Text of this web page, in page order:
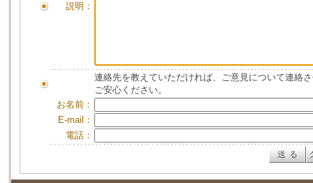
説明：
連絡先を教えていただければ、ご意見について連絡
ご安心ください。
お名前：
E-mail：
電話：